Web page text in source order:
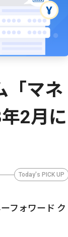
「マネ
2月に
Today's PICK UP
フォワード ク